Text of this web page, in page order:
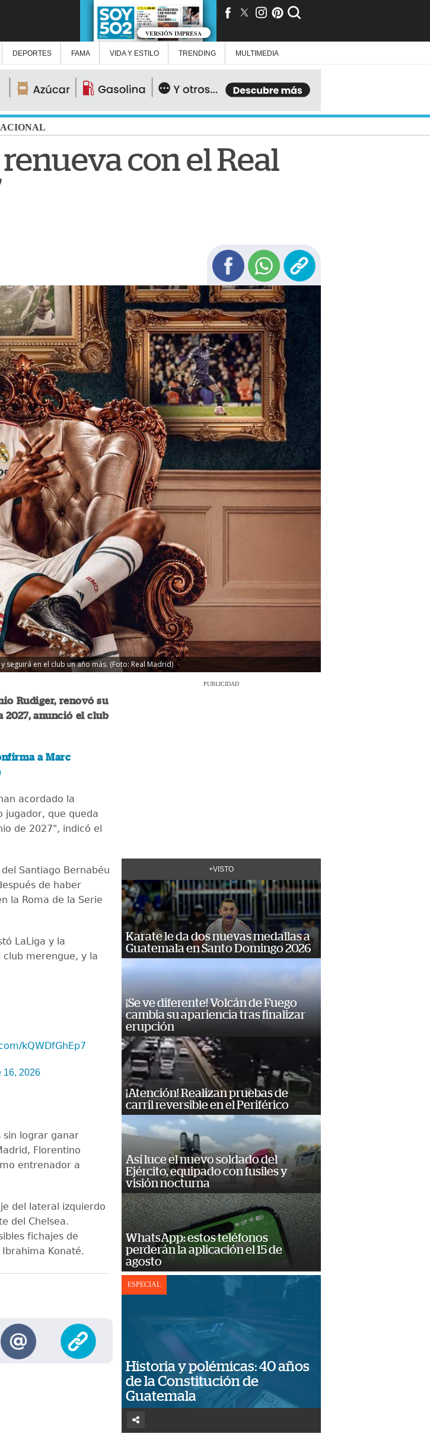
VERSIÓN IMPRESA
DEPORTES FAMA VIDA Y ESTILO TRENDING MULTIMEDIA
con el Real
seguirá en el club un año más. (Foto: Real Madrid)
Rudiger, renovó su
2027, anunció el club
a Marc
acordado la
jugador, que queda
de 2027", indicó el
Santiago Bernabéu
de haber
la Roma de la Serie
LaLiga y la
club merengue, y la
kQWDfGhEp7
16, 2026
sin lograr ganar
Florentino
entrenador a
del lateral izquierdo
del Chelsea.
fichajes de
Konaté.
PUBLICIDAD
+VISTO
Karate le da dos nuevas medallas a
Guatemala en Santo Domingo 2026
¡Se ve diferente! Volcán de Fuego
cambia su apariencia tras finalizar
erupción
¡Atención! Realizan pruebas de
carril reversible en el Periférico
Así luce el nuevo soldado del
Ejército, equipado con fusiles y
visión nocturna
WhatsApp: estos teléfonos
perderán la aplicación el 15 de
agosto
ESPECIAL
Historia y polémicas: 40 años
de la Constitución de
Guatemala